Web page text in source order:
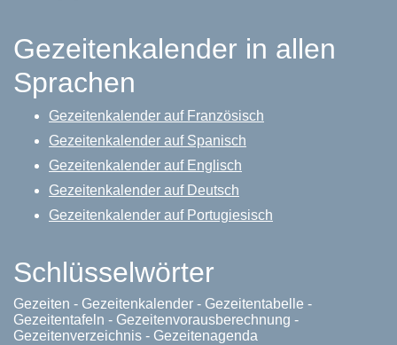
Gezeitenkalender in allen
Sprachen
Gezeitenkalender auf Französisch
Gezeitenkalender auf Spanisch
Gezeitenkalender auf Englisch
Gezeitenkalender auf Deutsch
Gezeitenkalender auf Portugiesisch
Schlüsselwörter
Gezeiten - Gezeitenkalender - Gezeitentabelle -
Gezeitentafeln - Gezeitenvorausberechnung -
Gezeitenverzeichnis - Gezeitenagenda